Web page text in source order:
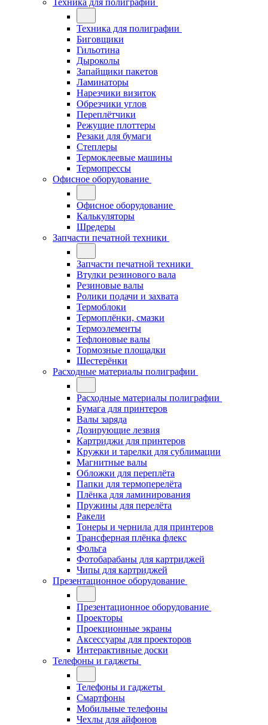
Техника для полиграфии
Техника для полиграфии
Биговщики
Гильотина
Дыроколы
Запайщики пакетов
Ламинаторы
Нарезчики визиток
Обрезчики углов
Переплётчики
Режущие плоттеры
Резаки для бумаги
Степлеры
Термоклеевые машины
Термопрессы
Офисное оборудование
Офисное оборудование
Калькуляторы
Шредеры
Запчасти печатной техники
Запчасти печатной техники
Втулки резинового вала
Резиновые валы
Ролики подачи и захвата
Термоблоки
Термоплёнки, смазки
Термоэлементы
Тефлоновые валы
Тормозные площадки
Шестерёнки
Расходные материалы полиграфии
Расходные материалы полиграфии
Бумага для принтеров
Валы заряда
Дозирующие лезвия
Картриджи для принтеров
Кружки и тарелки для сублимации
Магнитные валы
Обложки для переплёта
Папки для термоперелёта
Плёнка для ламинирования
Пружины для перелёта
Ракели
Тонеры и чернила для принтеров
Трансферная плёнка флекс
Фольга
Фотобарабаны для картриджей
Чипы для картриджей
Презентационное оборудование
Презентационное оборудование
Проекторы
Проекционные экраны
Аксессуары для проекторов
Интерактивные доски
Телефоны и гаджеты
Телефоны и гаджеты
Смартфоны
Мобильные телефоны
Чехлы для айфонов